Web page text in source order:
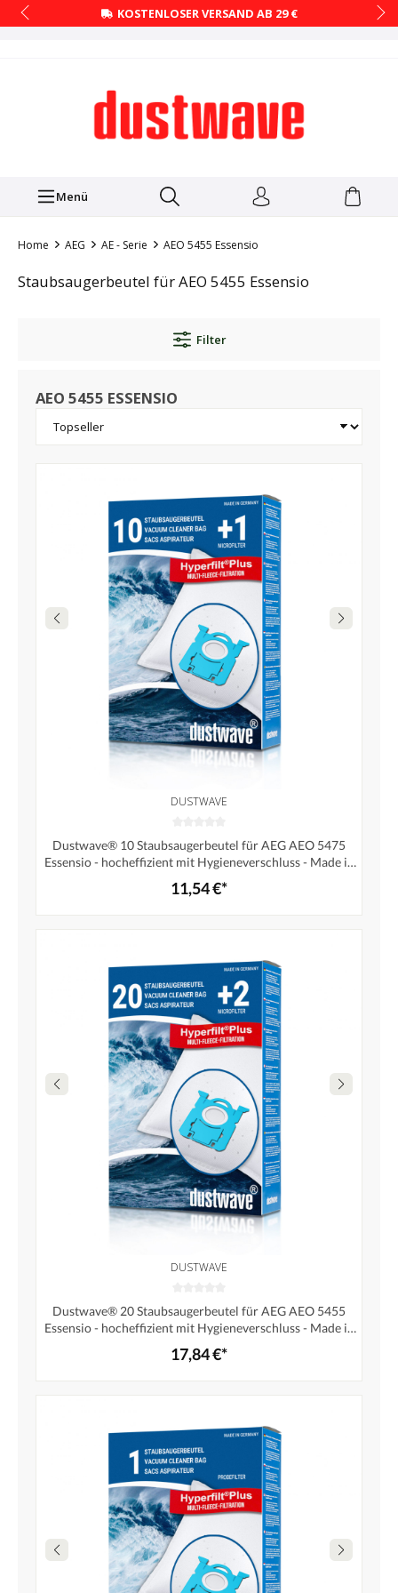
KOSTENLOSER VERSAND AB 29 €
Menü
Home AEG AE - Serie AEO 5455 Essensio
Staubsaugerbeutel für AEO 5455 Essensio
Filter
AEO 5455 ESSENSIO
DUSTWAVE
Dustwave® 10 Staubsaugerbeutel für AEG AEO 5475
Essensio - hocheffizient mit Hygieneverschluss - Made in
Germany
11,54 €*
DUSTWAVE
Dustwave® 20 Staubsaugerbeutel für AEG AEO 5455
Essensio - hocheffizient mit Hygieneverschluss - Made in
Germany
17,84 €*